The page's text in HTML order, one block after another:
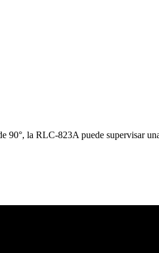
90°, la RLC-823A puede supervisar